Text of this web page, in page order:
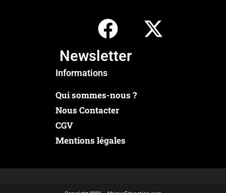
Newsletter
Informations
Qui sommes-nous ?
Nous Contacter
CGV
Mentions légales